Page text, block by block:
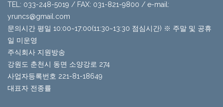
TEL: 033-248-5019 / FAX: 031-821-9800 / e-mail:
yruncs@gmail.com
문의시간 평일 10:00~17:00(11:30~13:30 점심시간) ※ 주말 및 공휴
일 미운영
주식회사 지원방송
강원도 춘천시 동면 소양강로 274
사업자등록번호 221-81-18649
대표자 전종률